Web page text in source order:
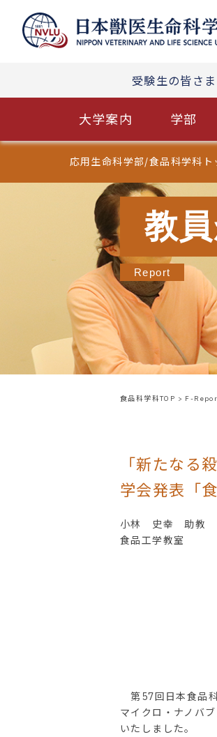
受験生の皆さま
大学案内 学部
教
Report
応用生命科学部/食品科学科ト
食品科学科TOP > F-
「新たなる
学会発表「
小林 史幸 助教
食品工学教室
第57回日本食品
マイクロ・ナノバ
いたしました。